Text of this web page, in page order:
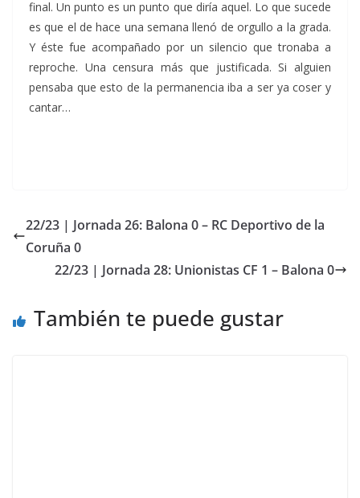
final. Un punto es un punto que diría aquel. Lo que sucede
es que el de hace una semana llenó de orgullo a la grada.
Y éste fue acompañado por un silencio que tronaba a
reproche. Una censura más que justificada. Si alguien
pensaba que esto de la permanencia iba a ser ya coser y
cantar…
22/23 | Jornada 26: Balona 0 – RC Deportivo de la
Coruña 0
22/23 | Jornada 28: Unionistas CF 1 – Balona 0
También te puede gustar